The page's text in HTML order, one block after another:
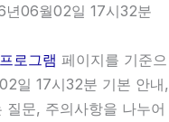
년06월02일 17시32분
로그램 페이지를 기준으
일 17시32분 기본 안내,
문, 주의사항을 나누어